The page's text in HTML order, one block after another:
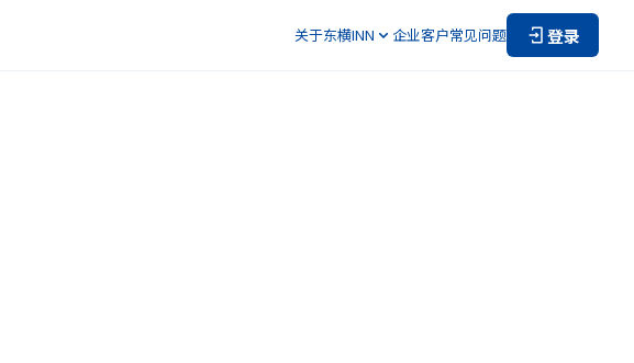
关于东横INN 企业客户常见问题 登录